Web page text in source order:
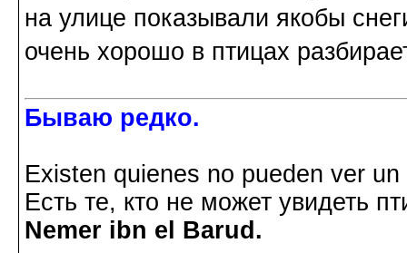
на улице показывали якобы
очень хорошо в птицах
Бываю редко.
Existen quienes no pueden ver
Есть те, кто не может увидеть
Nemer ibn el Barud.